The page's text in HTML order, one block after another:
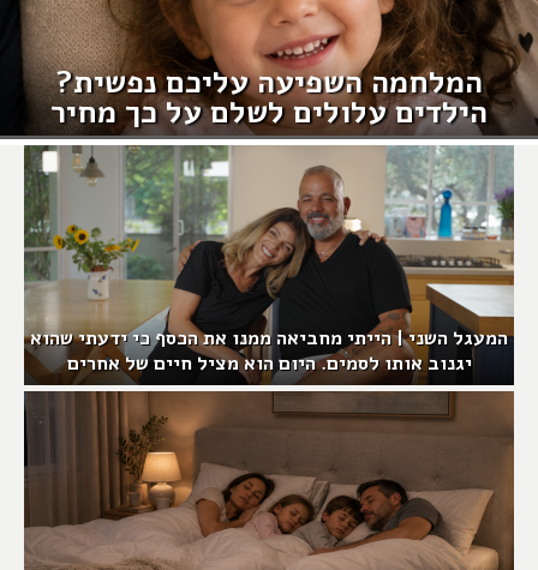
המלחמה השפיעה עליכם נפשית?
הילדים עלולים לשלם על כך מחיר
המעגל השני | הייתי מחביאה ממנו את הכסף כי ידעתי שהוא
יגנוב אותו לסמים. היום הוא מציל חיים של אחרים